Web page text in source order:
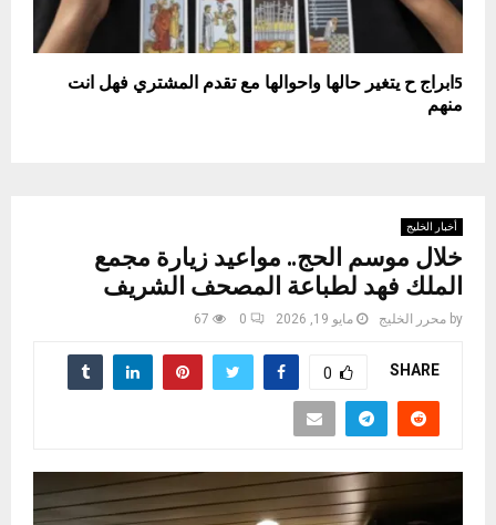
5ابراج ح يتغير حالها واحوالها مع تقدم المشتري فهل انت
منهم
أخبار الخليج
خلال موسم الحج.. مواعيد زيارة مجمع
الملك فهد لطباعة المصحف الشريف
by محرر الخليج مايو 19, 2026 0
67
SHARE
0